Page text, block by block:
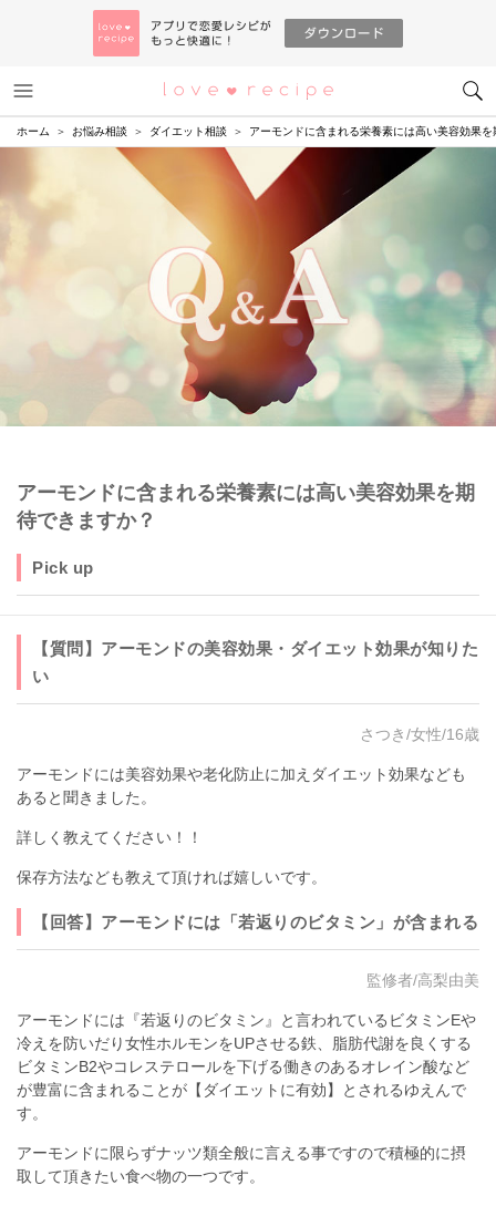
恋愛レシピ
ホーム お悩み相談 ダイエット相談 アーモンドに含まれる栄養素には高い美容効果
アーモンドに含まれる栄養素には高い美容効果を期
待できますか？
Pick up
【質問】アーモンドの美容効果・ダイエット効果が知りた
い
さつき/女性/16歳
アーモンドには美容効果や老化防止に加えダイエット効果なども
あると聞きました。
詳しく教えてください！！
保存方法なども教えて頂ければ嬉しいです。
【回答】アーモンドには「若返りのビタミン」が含まれる
監修者/高梨由美
アーモンドには『若返りのビタミン』と言われているビタミンEや
冷えを防いだり女性ホルモンをUPさせる鉄、脂肪代謝を良くする
ビタミンB2やコレステロールを下げる働きのあるオレイン酸など
が豊富に含まれることが【ダイエットに有効】とされるゆえんで
す。
アーモンドに限らずナッツ類全般に言える事ですので積極的に摂
取して頂きたい食べ物の一つです。